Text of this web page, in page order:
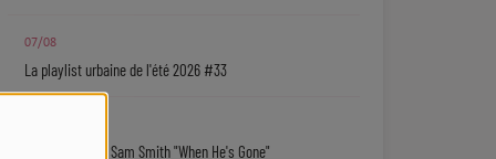
07/08
La playlist urbaine de l'été 2026 #33
Coup de cœur : Sam Smith "When He's Gone"